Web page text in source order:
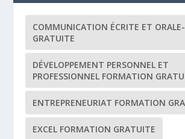
COMMUNICATION ÉCRITE ET
GRATUITE
DÉVELOPPEMENT PERSONNEL ET
PROFESSIONNEL FORMATION
ENTREPRENEURIAT FORMATION
EXCEL FORMATION GRATUITE